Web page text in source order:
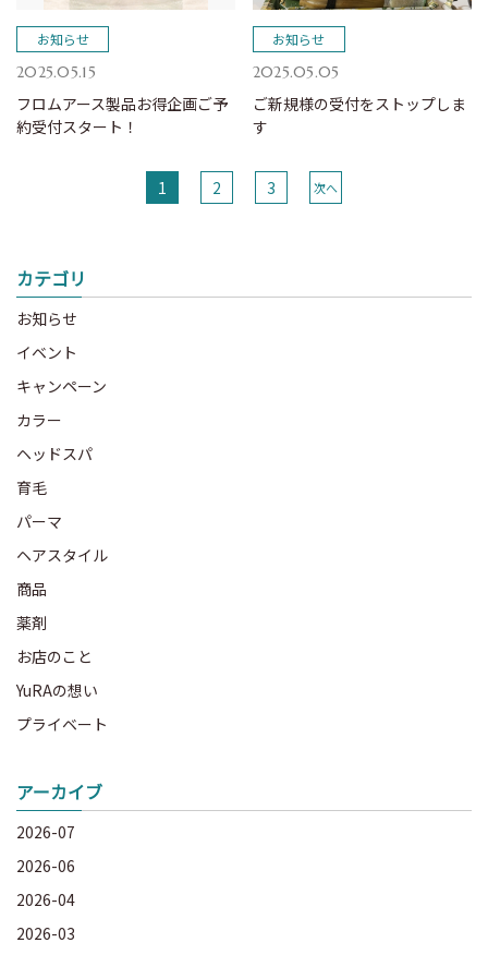
お知らせ
2025.05.15
フロムアース製品お得企画ご予
約受付スタート！
お知らせ
2025.05.05
ご新規様の受付をストップしま
す
1 2 3 次へ
カテゴリ
お知らせ
イベント
キャンペーン
カラー
ヘッドスパ
育毛
パーマ
ヘアスタイル
商品
薬剤
お店のこと
YuRAの想い
プライベート
アーカイブ
2026-07
2026-06
2026-04
2026-03